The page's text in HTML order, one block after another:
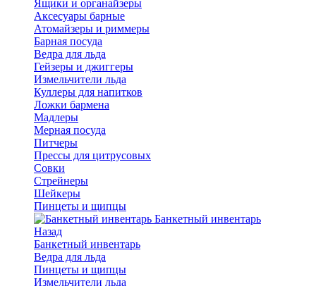
Ящики и органайзеры
Аксесуары барные
Атомайзеры и риммеры
Барная посуда
Ведра для льда
Гейзеры и джиггеры
Измельчители льда
Куллеры для напитков
Ложки бармена
Мадлеры
Мерная посуда
Питчеры
Прессы для цитрусовых
Совки
Стрейнеры
Шейкеры
Пинцеты и щипцы
Банкетный инвентарь
Назад
Банкетный инвентарь
Ведра для льда
Пинцеты и щипцы
Измельчители льда